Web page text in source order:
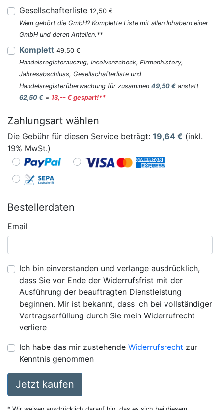
Gesellschafterliste 12,50 €
Wem gehört die GmbH? Komplette Liste mit allen Inhabern einer
GmbH und deren Anteilen.**
Komplett 49,50 €
Handelsregisterauszug, Insolvenzcheck, Firmenhistory,
Jahresabschluss, Gesellschafterliste und
Handelsregisterüberwachung für zusammen 49,50 € anstatt
62,50 € = 13,-- € gespart!**
Zahlungsart wählen
Die Gebühr für diesen Service beträgt: 19,64 € (inkl.
19% MwSt.)
Bestellerdaten
Email
Ich bin einverstanden und verlange ausdrücklich,
dass Sie vor Ende der Widerrufsfrist mit der
Ausführung der beauftragten Dienstleistung
beginnen. Mir ist bekannt, dass ich bei vollständiger
Vertragserfüllung durch Sie mein Widerrufrecht
verliere
Ich habe das mir zustehende Widerrufsrecht zur
Kenntnis genommen
Jetzt kaufen